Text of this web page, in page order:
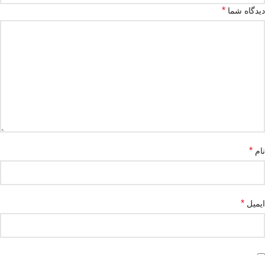
دیدگاه شما *
نام *
ایمیل *